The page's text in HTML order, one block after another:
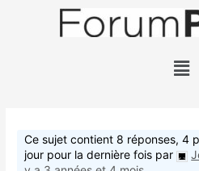
Ce sujet contient 8 réponses, 4
jour pour la dernière fois par